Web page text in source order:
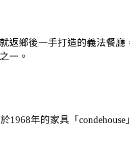
返鄉後一手打造的義法餐廳
一。
年的家具「